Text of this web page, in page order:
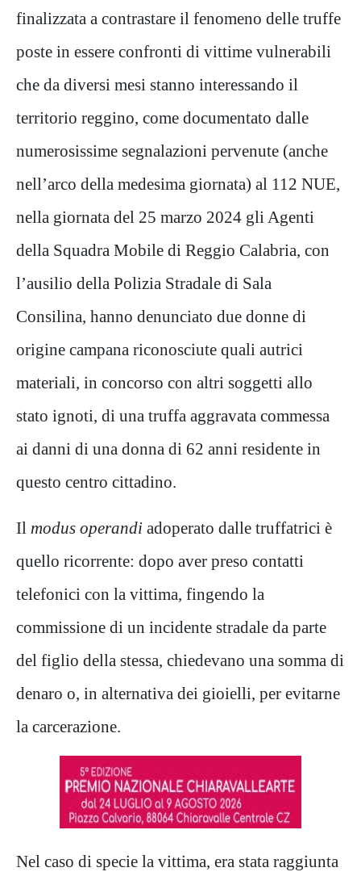
finalizzata a contrastare il fenomeno delle truffe
poste in essere confronti di vittime vulnerabili
che da diversi mesi stanno interessando il
territorio reggino, come documentato dalle
numerosissime segnalazioni pervenute (anche
nell’arco della medesima giornata) al 112 NUE,
nella giornata del 25 marzo 2024 gli Agenti
della Squadra Mobile di Reggio Calabria, con
l’ausilio della Polizia Stradale di Sala
Consilina, hanno denunciato due donne di
origine campana riconosciute quali autrici
materiali, in concorso con altri soggetti allo
stato ignoti, di una truffa aggravata commessa
ai danni di una donna di 62 anni residente in
questo centro cittadino.
Il modus operandi adoperato dalle truffatrici è
quello ricorrente: dopo aver preso contatti
telefonici con la vittima, fingendo la
commissione di un incidente stradale da parte
del figlio della stessa, chiedevano una somma di
denaro o, in alternativa dei gioielli, per evitarne
la carcerazione.
Nel caso di specie la vittima, era stata raggiunta